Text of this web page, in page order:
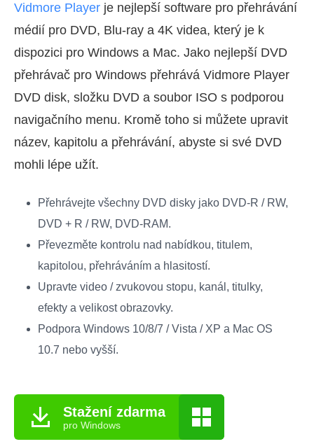
Vidmore Player je nejlepší software pro přehrávání
médií pro DVD, Blu-ray a 4K videa, který je k
dispozici pro Windows a Mac. Jako nejlepší DVD
přehrávač pro Windows přehrává Vidmore Player
DVD disk, složku DVD a soubor ISO s podporou
navigačního menu. Kromě toho si můžete upravit
název, kapitolu a přehrávání, abyste si své DVD
mohli lépe užít.
Přehrávejte všechny DVD disky jako DVD-R / RW,
DVD + R / RW, DVD-RAM.
Převezměte kontrolu nad nabídkou, titulem,
kapitolou, přehráváním a hlasitostí.
Upravte video / zvukovou stopu, kanál, titulky,
efekty a velikost obrazovky.
Podpora Windows 10/8/7 / Vista / XP a Mac OS
10.7 nebo vyšší.
Stažení zdarma
pro Windows